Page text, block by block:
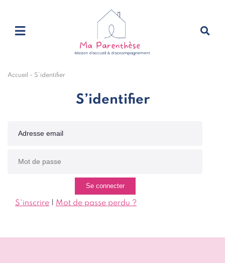
Accueil - S’identifier
S’identifier
S'inscrire Mot de passe perdu ?